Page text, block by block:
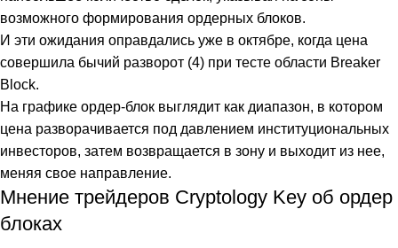
возможного формирования ордерных блоков.
И эти ожидания оправдались уже в октябре, когда цена
совершила бычий разворот (4) при тесте области Breaker
Block.
На графике ордер-блок выглядит как диапазон, в котором
цена разворачивается под давлением институциональных
инвесторов, затем возвращается в зону и выходит из нее,
меняя свое направление.
Мнение трейдеров Cryptology Key об ордер
блоках